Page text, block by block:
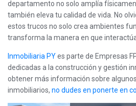
departamento no solo amplía
también eleva tu calidad de vida. No
estos trucos no solo crea ambientes
transforma la manera en que
Inmobiliaria PYes parte de Empresas
dedicadas a la construcción y gestión
obtener más información sobre
inmobiliarios, no dudes en ponerte en